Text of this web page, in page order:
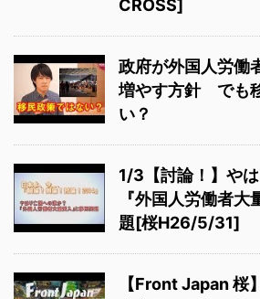
CROSS]
政府が外国人労働
増やす方針 でも
い？
1/3【討論！】や
『外国人労働者大
題[桜H26/5/31]
【Front Japan 桜